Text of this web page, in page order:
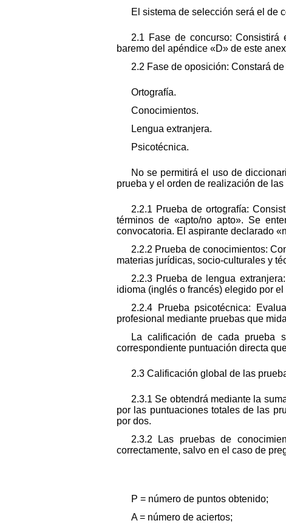
El sistema de selección será el de
2.1 Fase de concurso:
baremo del apéndice «D» de este
2.2 Fase de oposición: Constará
Ortografía.
Conocimientos.
Lengua extranjera.
Psicotécnica.
No se permitirá el uso de
prueba y el orden de realización de
2.2.1 Prueba de ortografía:
términos de «apto/no apto». Se
convocatoria. El aspirante declarado
2.2.2 Prueba de conocimientos:
materias jurídicas, socio-culturales y
2.2.3 Prueba de lengua
idioma (inglés o francés) elegido por el
2.2.4 Prueba psicotécnica:
profesional mediante pruebas que
La calificación de cada prueba
correspondiente puntuación directa
2.3 Calificación global de las
2.3.1 Se obtendrá mediante la
por las puntuaciones totales de las
por dos.
2.3.2 Las pruebas de
correctamente, salvo en el caso de
P = número de puntos obtenido;
A = número de aciertos;